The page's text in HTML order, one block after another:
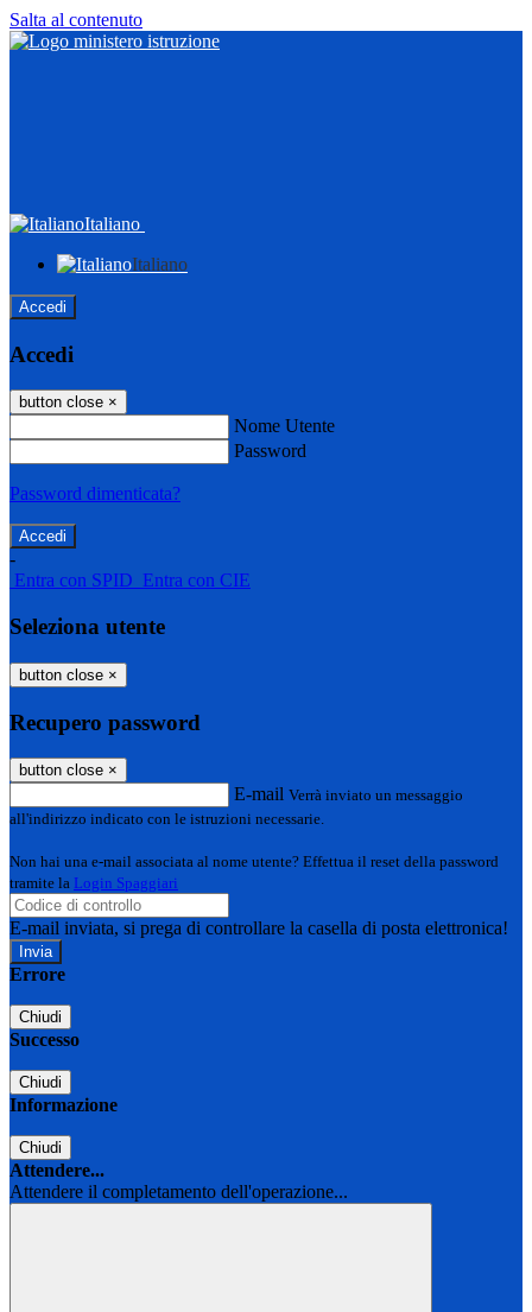
Salta al contenuto
Italiano
Italiano
Accedi
Accedi
button close ×
Nome Utente
Password
Password dimenticata?
-
Entra con SPID Entra con CIE
Seleziona utente
button close ×
Recupero password
button close ×
E-mail Verrà inviato un messaggio
all'indirizzo indicato con le istruzioni necessarie.
Non hai una e-mail associata al nome utente? Effettua il reset della password
tramite la Login Spaggiari
E-mail inviata, si prega di controllare la casella di posta elettronica!
Errore
Chiudi
Successo
Chiudi
Informazione
Chiudi
Attendere...
Attendere il completamento dell'operazione...